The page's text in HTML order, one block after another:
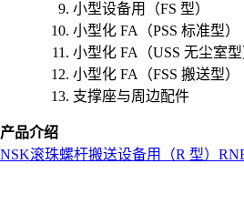
小型设备用（FS 型）
小型化 FA（PSS 标准型）
小型化 FA（USS 无尘室型
小型化 FA（FSS 搬送型）
支撑座与周边配件
产品介绍
NSK滚珠螺杆搬送设备用（R 型）